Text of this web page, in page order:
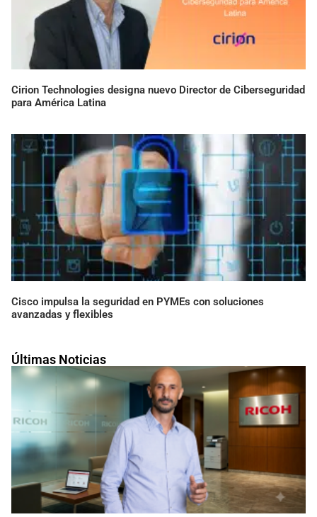
Últimas Noticias
Cirion Technologies designa nuevo Director de Ciberseguridad
para América Latina
Cisco impulsa la seguridad en PYMEs con soluciones
avanzadas y flexibles